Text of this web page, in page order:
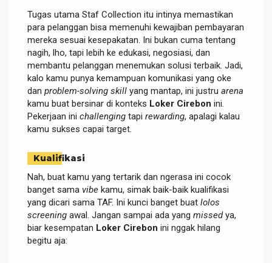
Tugas utama Staf Collection itu intinya memastikan
para pelanggan bisa memenuhi kewajiban pembayaran
mereka sesuai kesepakatan. Ini bukan cuma tentang
nagih, lho, tapi lebih ke edukasi, negosiasi, dan
membantu pelanggan menemukan solusi terbaik. Jadi,
kalo kamu punya kemampuan komunikasi yang oke
dan problem-solving skill yang mantap, ini justru arena
kamu buat bersinar di konteks Loker Cirebon ini.
Pekerjaan ini challenging tapi rewarding, apalagi kalau
kamu sukses capai target.
Kualifikasi
Nah, buat kamu yang tertarik dan ngerasa ini cocok
banget sama vibe kamu, simak baik-baik kualifikasi
yang dicari sama TAF. Ini kunci banget buat lolos
screening awal. Jangan sampai ada yang missedya,
biar kesempatan Loker Cirebon ini nggak hilang
begitu aja: